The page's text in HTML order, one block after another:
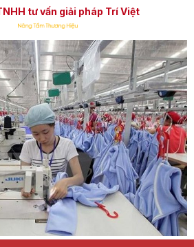
tư vấn giải pháp Trí Việt